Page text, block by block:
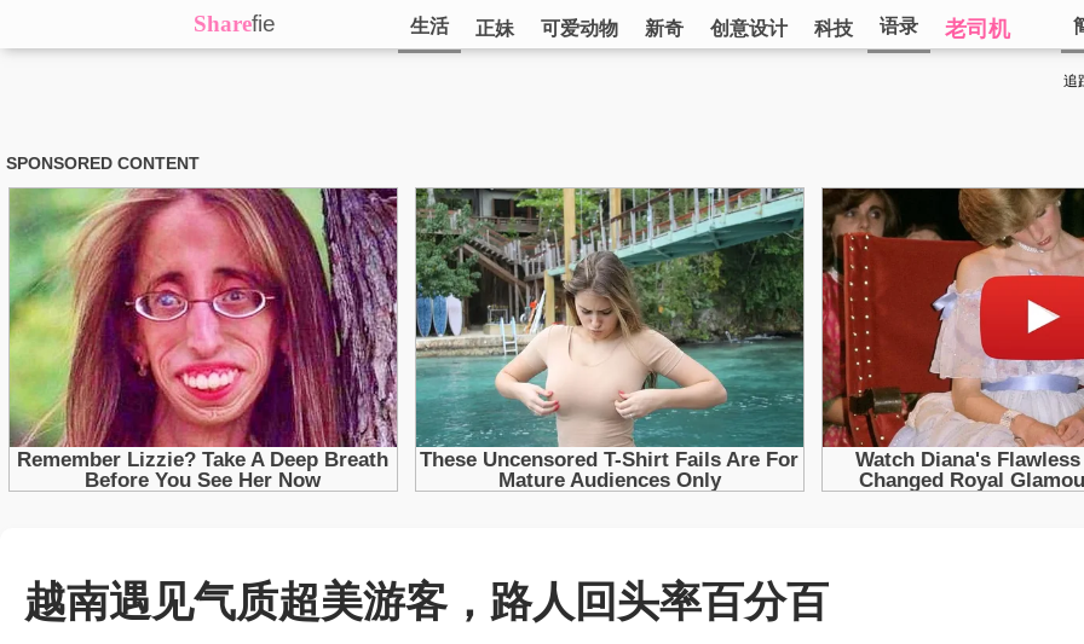
Sharefie 生活 正妹 可爱动物 新奇 创意设计 科技 语录 老司机
追
越南遇见气质超美游客，路人回头率百分百